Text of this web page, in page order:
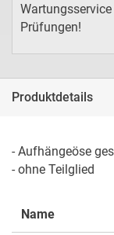
Prüfungen!
Produktdetails
- Aufhängeöse
- ohne Teilglied
Name